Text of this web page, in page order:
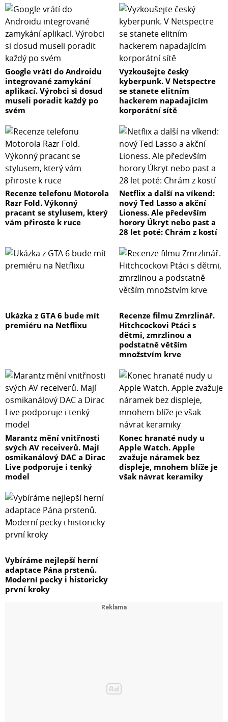
Google vrátí do Androidu
integrované zamykání
aplikací. Výrobci si dosud
museli poradit každý po
svém
Vyzkoušejte český
kyberpunk. V Netspectre
se stanete elitním
hackerem napadajícím
korporátní sítě
Recenze telefonu Motorola
Razr Fold. Výkonný
pracant se stylusem, který
vám přiroste k ruce
Netflix a další na víkend:
nový Ted Lasso a akční
Lioness. Ale především
horory Úkryt nebo past a
28 let poté: Chrám z kostí
Ukázka z GTA 6 bude mít
premiéru na Netflixu
Recenze filmu Zmrzlinář.
Hitchcockovi Ptáci s
dětmi, zmrzlinou a
podstatně větším
množstvím krve
Marantz mění vnitřnosti
svých AV receiverů. Mají
osmikanálový DAC a Dirac
Live podporuje i tenký
model
Konec hranaté nudy u
Apple Watch. Apple
zvažuje náramek bez
displeje, mnohem blíže je
však návrat keramiky
Vybíráme nejlepší herní
adaptace Pána prstenů.
Moderní pecky i historicky
první kroky